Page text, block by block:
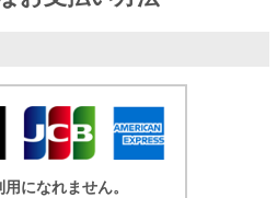
になれません。